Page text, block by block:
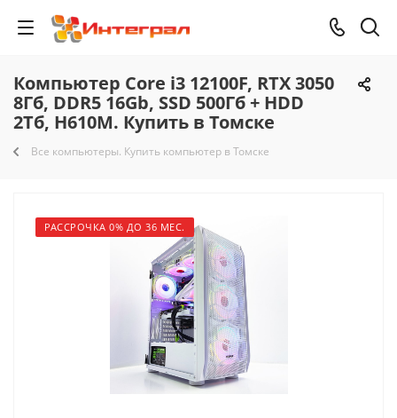
Компьютер Core i3 12100F, RTX 3050
8Гб, DDR5 16Gb, SSD 500Гб + HDD
2Тб, H610M. Купить в Томске
Все компьютеры. Купить компьютер в Томске
РАССРОЧКА 0% ДО 36 МЕС.